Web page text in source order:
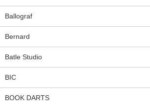
Ballograf
Bernard
Batle Studio
BIC
BOOK DARTS